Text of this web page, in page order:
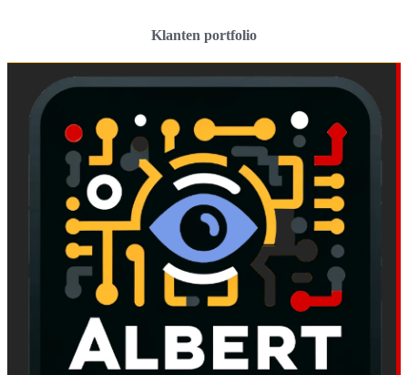
Klanten portfolio